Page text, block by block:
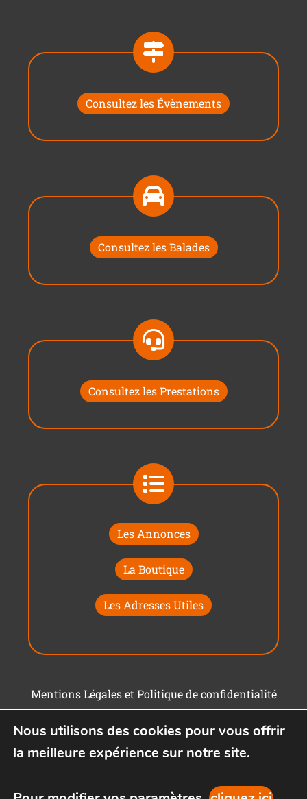
Consultez les Évènements
Consultez les Balades
Consultez les Prestations
Les Annonces
La Boutique
Les Adresses Utiles
Mentions Légales et Politique de confidentialité
Nous utilisons des cookies pour vous offrir
la meilleure expérience sur notre site.